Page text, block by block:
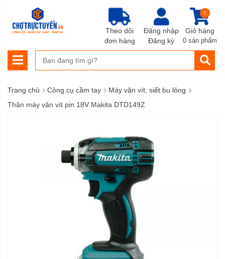
Đăng nhập
Đăng ký
Giỏ hàng
0
0 sản phẩm
Theo dõi
đơn hàng
Trang chủ › Công cụ cầm tay › Máy vặn vít, siết bu lông ›
Thân máy vặn vít pin 18V Makita DTD149Z